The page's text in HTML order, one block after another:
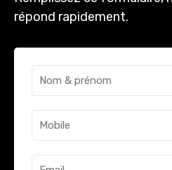
répond rapidement.